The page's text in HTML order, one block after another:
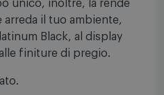
unico, inoltre, la rende
il tuo ambiente,
Black, al display
finiture di pregio.